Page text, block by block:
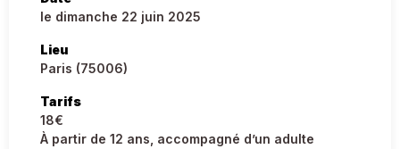
le dimanche 22 juin 2025
Lieu
Paris (75006)
Tarifs
18€
À partir de 12 ans, accompagné d’un adulte